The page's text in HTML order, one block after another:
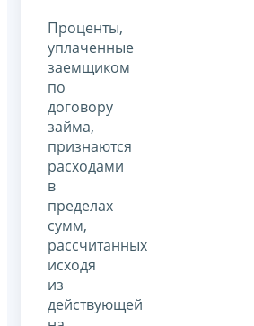
Проценты,
уплаченные
заемщиком
по
договору
займа,
признаются
расходами
в
пределах
сумм,
рассчитанных
исходя
из
действующей